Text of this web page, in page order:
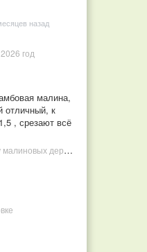
назад
год
малина,
отличный, к
, срезают всё
Товарищи, это РАЗВОД! Почему малиновых деревьев не бывает, или Как ушлые продавцы наживаются на мечтах садоводов